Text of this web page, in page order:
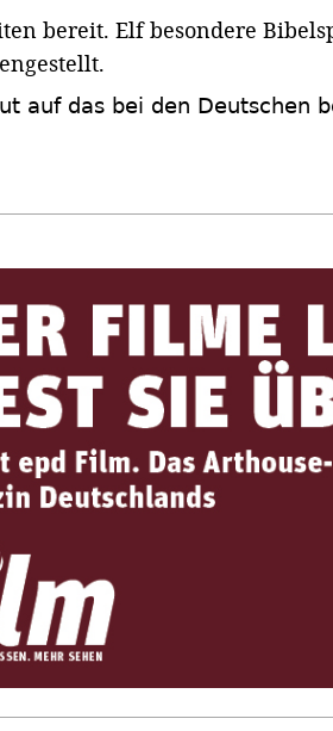
bereit. Elf besondere
auf das bei den Deutschen